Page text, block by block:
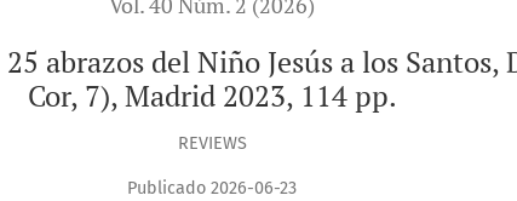
abrazos del Niño Jesús a los Santos,
Cor, 7), Madrid 2023, 114 pp.
REVIEWS
Publicado 2026-06-23